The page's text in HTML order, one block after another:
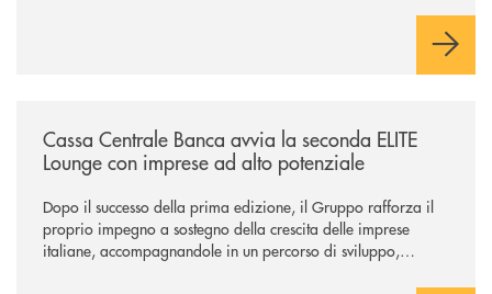
negoziazione esclusiva per la finalizzazione dell’operazione.
Cassa Centrale Banca avvia la seconda ELITE
Lounge con imprese ad alto potenziale
Dopo il successo della prima edizione, il Gruppo rafforza il
proprio impegno a sostegno della crescita delle imprese
italiane, accompagnandole in un percorso di sviluppo,